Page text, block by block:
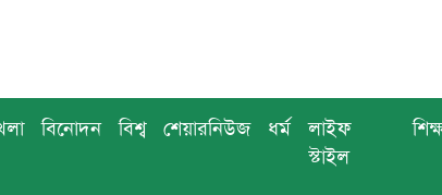
বিনোদন বিশ্ব শেয়ারনিউজ ধর্ম
লাইফ
স্টাইল